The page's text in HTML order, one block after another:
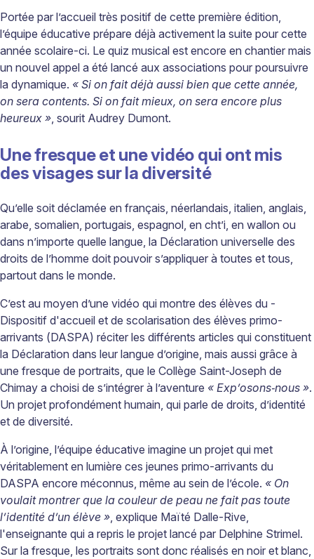
Portée par l’accueil très positif de cette première édition,
l’équipe éducative prépare déjà activement la suite pour cette
année scolaire-ci. Le quiz musical est encore en chantier mais
un nouvel appel a été lancé aux associations pour poursuivre
la dynamique. « Si on fait déjà aussi bien que cette année,
on sera contents. Si on fait mieux, on sera encore plus
heureux », sourit Audrey Dumont.
Une fresque et une vidéo qui ont mis
des visages sur la diversité
Qu’elle soit déclamée en français, néerlandais, italien, anglais,
arabe, somalien, portugais, espagnol, en cht’i, en wallon ou
dans n’importe quelle langue, la Déclaration universelle des
droits de l’homme doit pouvoir s’appliquer à toutes et tous,
partout dans le monde.
C’est au moyen d’une vidéo qui montre des élèves du ­
Dispositif d'accueil et de scolarisation des élèves primo-
arrivants (DASPA) réciter les différents articles qui constituent
la Déclaration dans leur langue d’origine, mais aussi grâce à
une fresque de portraits, que le Collège Saint-Joseph de
Chimay a choisi de s’intégrer à l’aventure « Exp’osons‑nous ».
Un projet profondément humain, qui parle de droits, d’identité
et de diversité.
À l’origine, l’équipe éducative imagine un projet qui met
véritablement en lumière ces jeunes primo-arrivants du
DASPA encore méconnus, même au sein de l’école. « On
voulait montrer que la couleur de peau ne fait pas toute
l’identité d’un élève », explique Maïté Dalle-Rive,
l'enseignante qui a repris le projet lancé par Delphine Strimel.
Sur la fresque, les portraits sont donc réalisés en noir et blanc,